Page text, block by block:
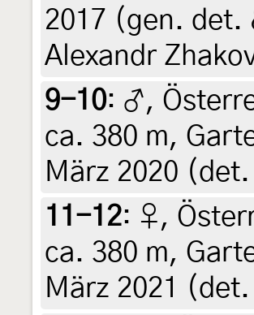
2017 (gen.
Alexandr
9-10: ♂,
ca. 380 m,
März 2020
11-12: ♀,
ca. 380 m,
März 2021